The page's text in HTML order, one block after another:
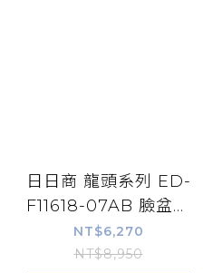
日日商 龍頭系列 ED-
F11618-07AB 臉盆龍
頭
NT$6,270
NT$8,950